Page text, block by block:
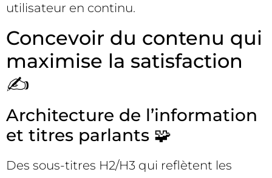
utilisateur en continu.
Concevoir du contenu qui
maximise la satisfaction
✍️
Architecture de l’information
et titres parlants 🧩
Des sous-titres H2/H3 qui reflètent les